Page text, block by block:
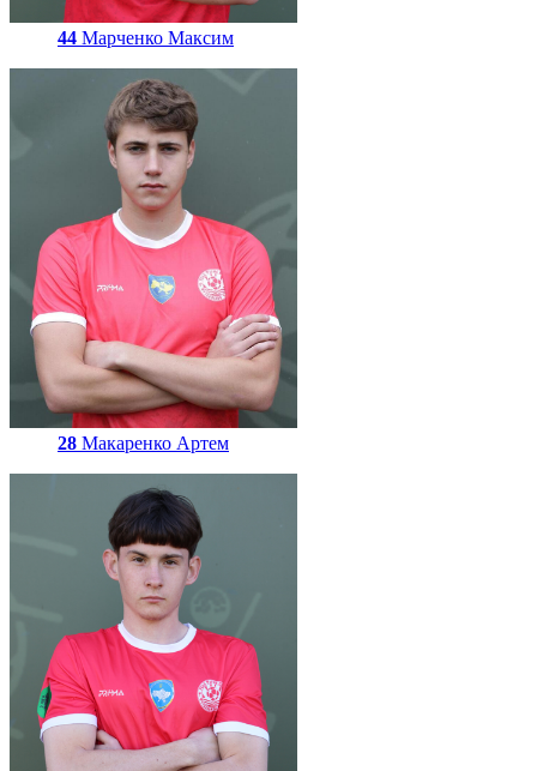
44 Марченко Максим
28 Макаренко Артем